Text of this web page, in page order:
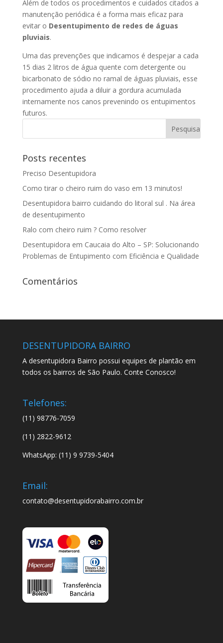
Além de todos os procedimentos e cuidados citados a
manutenção periódica é a forma mais eficaz para
evitar o Desentupimento de redes de águas
pluviais.
Uma das prevenções que indicamos é despejar a cada
15 dias 2 litros de água quente com detergente ou
bicarbonato de sódio no ramal de águas pluviais, esse
procedimento ajuda a diluir a gordura acumulada
internamente nos canos prevenindo os entupimentos
futuros.
Posts recentes
Preciso Desentupidora
Como tirar o cheiro ruim do vaso em 13 minutos!
Desentupidora bairro cuidando do litoral sul . Na área
de desentupimento
Ralo com cheiro ruim ? Como resolver
Desentupidora em Caucaia do Alto – SP: Solucionando
Problemas de Entupimento com Eficiência e Qualidade
Comentários
DESENTUPIDORA BAIRRO
A desentupidora Bairro possui equipes de plantão em
todos os bairros de São Paulo. Conte Conosco!
Telefones:
(11) 98776-7059
(11) 2822-9612
WhatsApp: (11) 9 9739-5404
Email:
contato@desentupidorabairro.com.br